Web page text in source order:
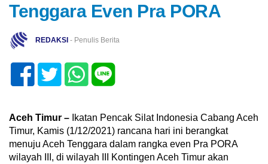
Tenggara Even Pra PORA
REDAKSI - Penulis Berita
Aceh Timur – Ikatan Pencak Silat Indonesia Cabang Aceh
Timur, Kamis (1/12/2021) rancana hari ini berangkat
menuju Aceh Tenggara dalam rangka even Pra PORA
wilayah III, di wilayah III Kontingen Aceh Timur akan